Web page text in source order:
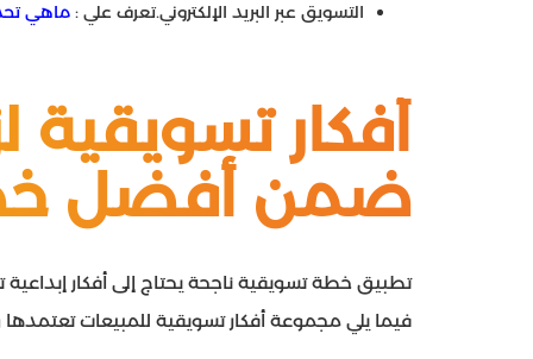
التسويق عبر البريد الإلكتروني.تعرف علي : ماهي
أفكار تسويقية
ضمن أفضل
تطبيق خطة تسويقية ناجحة يحتاج إلى أفكار
فيما يلي مجموعة أفكار تسويقية للمبيعات